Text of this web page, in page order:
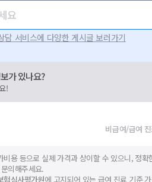
요
담 서비스에 다양한 게시글 보러가기
가 있나요?
!
비급여/급여
비용 등으로 실제 가격과 상이할 수 있으니, 정확
의해주세요.
험심사평가원에 고지되어 있는 급여 진료 기준